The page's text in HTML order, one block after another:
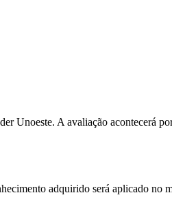
Unoeste. A avaliação acontecerá
adquirido será aplicado no